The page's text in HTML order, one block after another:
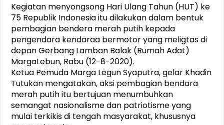
Kegiatan menyongsong Hari Ulang Tahun (HUT) ke
75 Republik Indonesia itu dilakukan dalam bentuk
pembagian bendera merah putih kepada
pengendara kendaraa bermotor yang meligtas di
depan Gerbang Lamban Balak (Rumah Adat)
MargaLebun, Rabu (12-8-2020).
Ketua Pemuda Marga Legun Syaputra, gelar Khadin
Tutukan mengatakan, aksi pembagian bendara
merah putih itu bertujuan menumbuhkan
semangat nasionalisme dan patriotisme yang
mulai terkikis di tengah masyarakat, khususnya